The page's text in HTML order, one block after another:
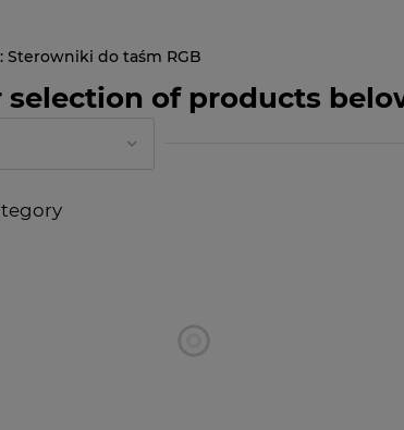
Sterowniki do taśm RGB
selection of products